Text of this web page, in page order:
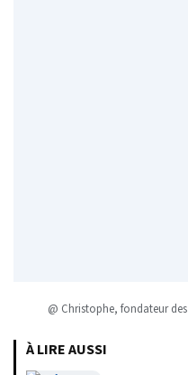
@ Christophe, fondateur
À LIRE AUSSI